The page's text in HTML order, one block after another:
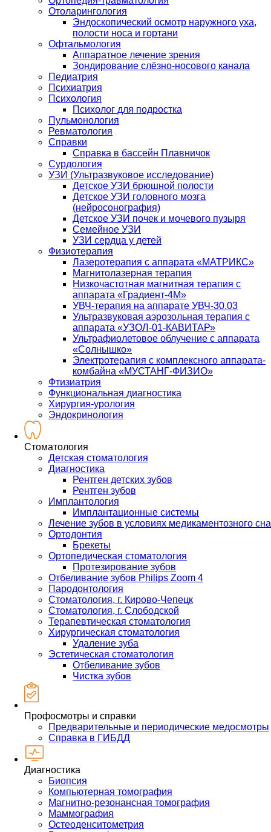
Отоларингология
Эндоскопический осмотр наружного уха,
полости носа и гортани
Офтальмология
Аппаратное лечение зрения
Зондирование слёзно-носового канала
Педиатрия
Психиатрия
Психология
Психолог для подростка
Пульмонология
Ревматология
Справки
Справка в бассейн Плавничок
Сурдология
УЗИ (Ультразвуковое исследование)
Детское УЗИ брюшной полости
Детское УЗИ головного мозга
(нейросонография)
Детское УЗИ почек и мочевого пузыря
Семейное УЗИ
УЗИ сердца у детей
Физиотерапия
Лазеротерапия с аппарата «МАТРИКС»
Магнитолазерная терапия
Низкочастотная магнитная терапия с
аппарата «Градиент-4М»
УВЧ-терапия на аппарате УВЧ-30.03
Ультразвуковая аэрозольная терапия с
аппарата «УЗОЛ-01-КАВИТАР»
Ультрафиолетовое облучение с аппарата
«Солнышко»
Электротерапия с комплексного аппарата-
комбайна «МУСТАНГ-ФИЗИО»
Фтизиатрия
Функциональная диагностика
Хирургия-урология
Эндокринология
Стоматология
Детская стоматология
Диагностика
Рентген детских зубов
Рентген зубов
Имплантология
Имплантационные системы
Лечение зубов в условиях медикаментозного сна
Ортодонтия
Брекеты
Ортопедическая стоматология
Протезирование зубов
Отбеливание зубов Philips Zoom 4
Пародонтология
Стоматология, г. Кирово-Чепецк
Стоматология, г. Слободской
Терапевтическая стоматология
Хирургическая стоматология
Удаление зуба
Эстетическая стоматология
Отбеливание зубов
Чистка зубов
Профосмотры и справки
Предварительные и периодические медосмотры
Справка в ГИБДД
Диагностика
Биопсия
Компьютерная томография
Магнитно-резонансная томография
Маммография
Остеоденситометрия